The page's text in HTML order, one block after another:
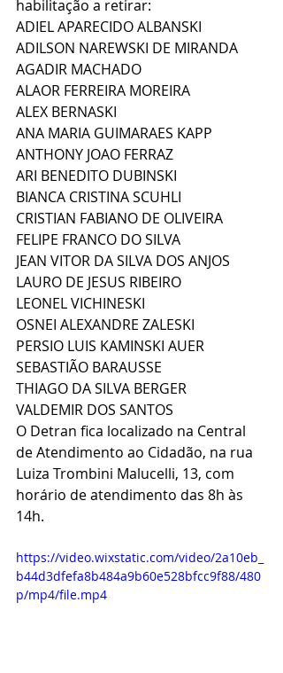
habilitação a retirar:
ADIEL APARECIDO ALBANSKI
ADILSON NAREWSKI DE MIRANDA
AGADIR MACHADO
ALAOR FERREIRA MOREIRA
ALEX BERNASKI
ANA MARIA GUIMARAES KAPP
ANTHONY JOAO FERRAZ
ARI BENEDITO DUBINSKI
BIANCA CRISTINA SCUHLI
CRISTIAN FABIANO DE OLIVEIRA
FELIPE FRANCO DO SILVA
JEAN VITOR DA SILVA DOS ANJOS
LAURO DE JESUS RIBEIRO
LEONEL VICHINESKI
OSNEI ALEXANDRE ZALESKI
PERSIO LUIS KAMINSKI AUER
SEBASTIÃO BARAUSSE
THIAGO DA SILVA BERGER
VALDEMIR DOS SANTOS
O Detran fica localizado na Central
de Atendimento ao Cidadão, na rua
Luiza Trombini Malucelli, 13, com
horário de atendimento das 8h às
14h.
https://video.wixstatic.com/video/2a10eb_
b44d3dfefa8b484a9b60e528bfcc9f88/480
p/mp4/file.mp4